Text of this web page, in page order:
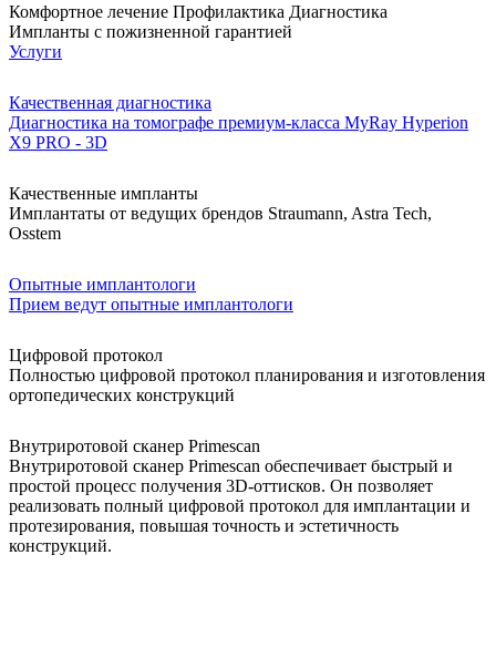
Комфортное лечение Профилактика Диагностика
Импланты с пожизненной гарантией
Услуги
Качественная диагностика
Диагностика на томографе премиум-класса MyRay Hyperion
X9 PRO - 3D
Качественные импланты
Имплантаты от ведущих брендов Straumann, Astra Tech,
Osstem
Опытные имплантологи
Прием ведут опытные имплантологи
Цифровой протокол
Полностью цифровой протокол планирования и изготовления
ортопедических конструкций
Внутриротовой сканер Primescan
Внутриротовой сканер Primescan обеспечивает быстрый и
простой процесс получения 3D-оттисков. Он позволяет
реализовать полный цифровой протокол для имплантации и
протезирования, повышая точность и эстетичность
конструкций.